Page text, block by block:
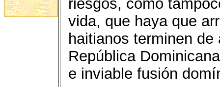
riesgos, como
vida, que haya que
haitianos terminen
República
e inviable fusión